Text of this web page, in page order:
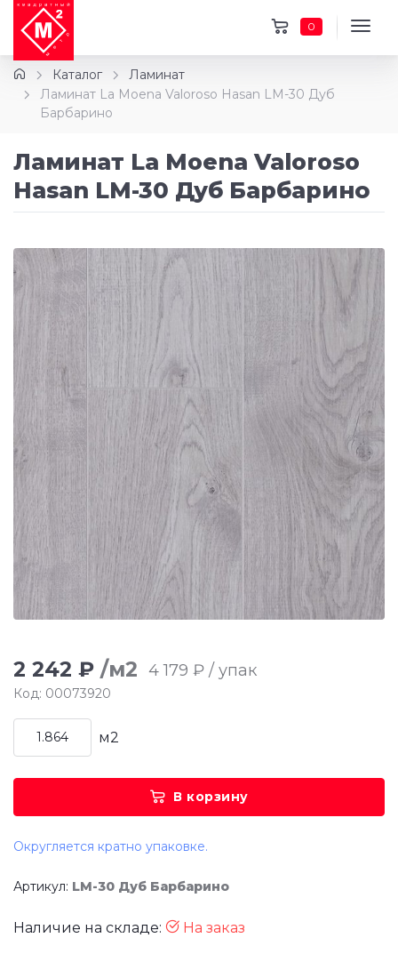
0
Каталог
Ламинат
Ламинат La Moena Valoroso Hasan LM-30 Дуб
Барбарино
Ламинат La Moena Valoroso
Hasan LM-30 Дуб Барбарино
2 242 ₽ /м2 4 179 ₽ / упак
Код: 00073920
м2
В корзину
Округляется кратно упаковке.
Артикул: LM-30 Дуб Барбарино
Наличие на складе: На заказ